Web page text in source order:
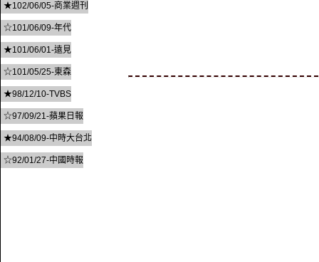
★102/06/05-商業週刊
☆101/06/09-年代
★101/06/01-遠見
☆101/05/25-東森
★98/12/10-TVBS
☆97/09/21-蘋果日報
★94/08/09-中時大台北
☆92/01/27-中國時報